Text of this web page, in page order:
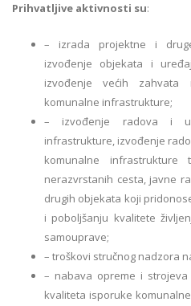
Prihvatljive aktivnosti su:
– izrada projektne i
izvođenje objekata i
izvođenje većih zahvata
komunalne infrastrukture;
– izvođenje radova i
infrastrukture, izvođenje
komunalne
nerazvrstanih cesta, javne
drugih objekata koji
i poboljšanju kvalitete
samouprave;
– troškovi stručnog nadzora
– nabava opreme i
kvaliteta isporuke